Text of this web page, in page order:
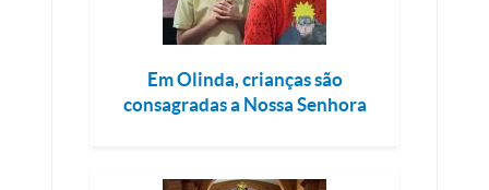
Em Olinda, crianças são
consagradas a Nossa Senhora